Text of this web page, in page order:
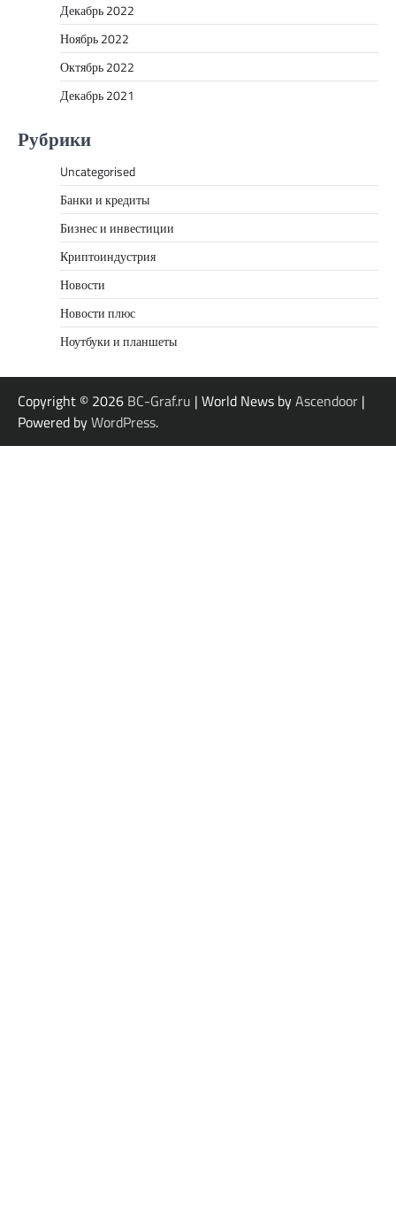
Декабрь 2022
Ноябрь 2022
Октябрь 2022
Декабрь 2021
Рубрики
Uncategorised
Банки и кредиты
Бизнес и инвестиции
Криптоиндустрия
Новости
Новости плюс
Ноутбуки и планшеты
Copyright © 2026 BC-Graf.ru | World News byAscendoor |
Powered byWordPress.